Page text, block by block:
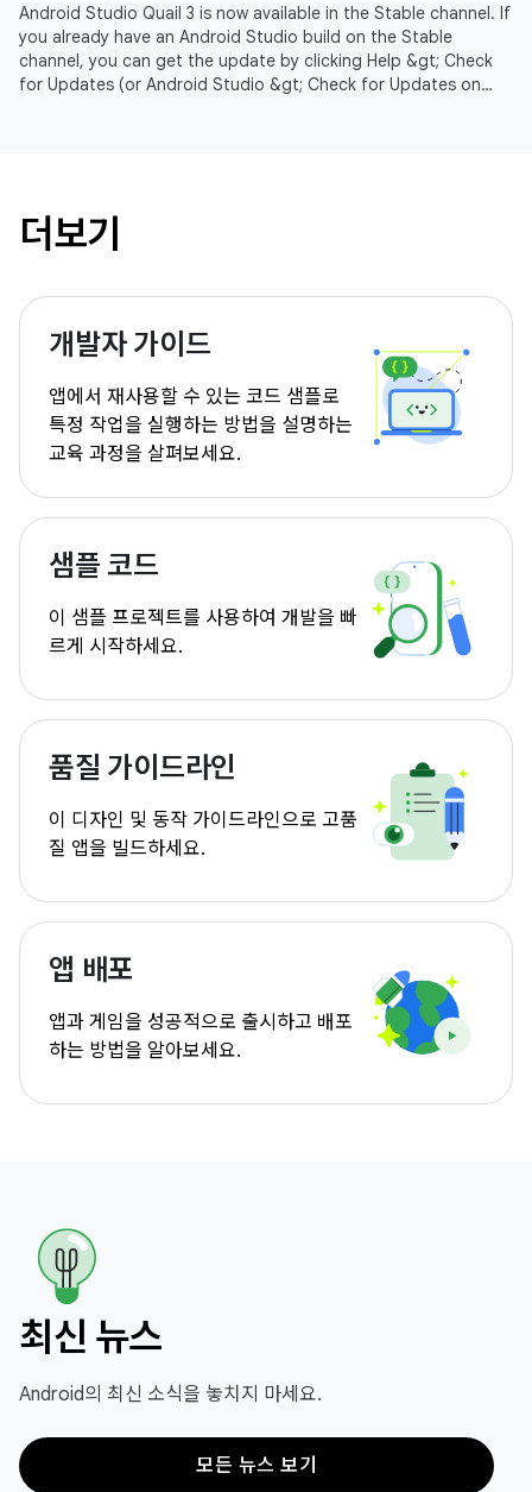
Android Studio Quail 3 is now available in the Stable channel. If
you already have an Android Studio build on the Stable
channel, you can get the update by clicking Help &gt; Check
for Updates (or Android Studio &gt; Check for Updates on
더보기
개발자 가이드
앱에서 재사용할 수 있는 코드 샘플로
특정 작업을 실행하는 방법을 설명하는
교육 과정을 살펴보세요.
샘플 코드
이 샘플 프로젝트를 사용하여 개발을 빠
르게 시작하세요.
품질 가이드라인
이 디자인 및 동작 가이드라인으로 고품
질 앱을 빌드하세요.
앱 배포
앱과 게임을 성공적으로 출시하고 배포
하는 방법을 알아보세요.
최신 뉴스
Android의 최신 소식을 놓치지 마세요.
모든 뉴스 보기